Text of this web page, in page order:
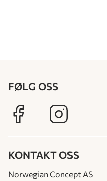
FØLG OSS
KONTAKT OSS
Norwegian Concept AS